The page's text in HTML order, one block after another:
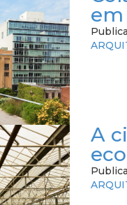
A